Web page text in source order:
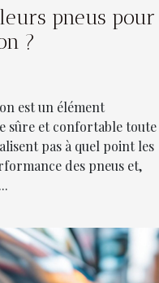
pneus pour
?
est un élément
sûre et confortable toute
pas à quel point les
des pneus et,